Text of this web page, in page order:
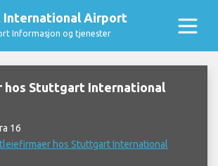
Airport
Informasjon og tjenester
hos Stuttgart International
16
hos Stuttgart International